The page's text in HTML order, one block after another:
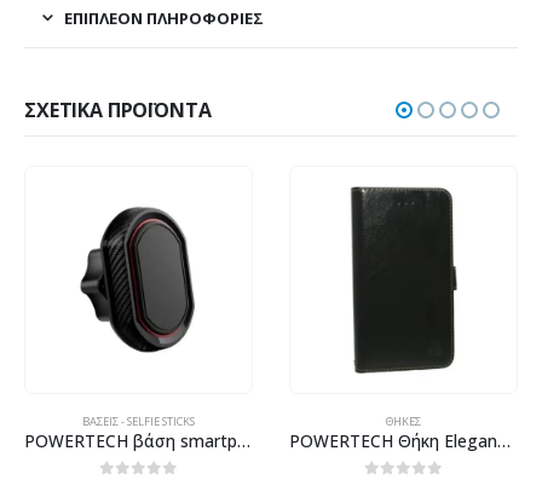
ΕΠΙΠΛΈΟΝ ΠΛΗΡΟΦΟΡΊΕΣ
ΣΧΕΤΙΚΆ ΠΡΟΪΌΝΤΑ
ΒΆΣΕΙΣ - SELFIE STICKS
POWERTECH βάση smartphone αυτοκινήτου χωρίς mount CAR-0013, μαγνητική
ΘΉΚΕΣ
POWERTECH Θήκη Elegance Leather για Leagoo M8/M8 Pro, Black